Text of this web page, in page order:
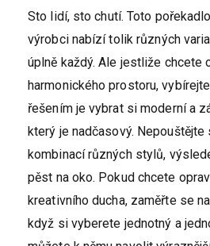
Sto lidí, sto chutí. Toto
výrobci nabízí tolik různých
úplně každý. Ale jestliže chcete
harmonického prostoru,
řešením je vybrat si moderní a
který je nadčasový.
kombinací různých stylů,
pěst na oko. Pokud chcete
kreativního ducha, zaměřte se
když si vyberete jednotný a